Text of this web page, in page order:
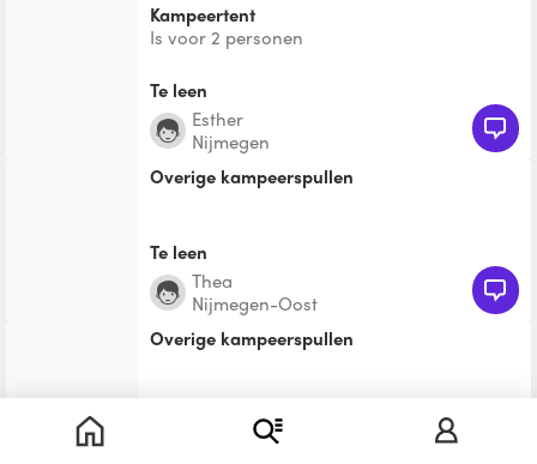
Kampeertent
Is voor 2 personen
Te leen
Esther
Nijmegen
Overige kampeerspullen
Te leen
thea
Nijmegen-Oost
Overige kampeerspullen